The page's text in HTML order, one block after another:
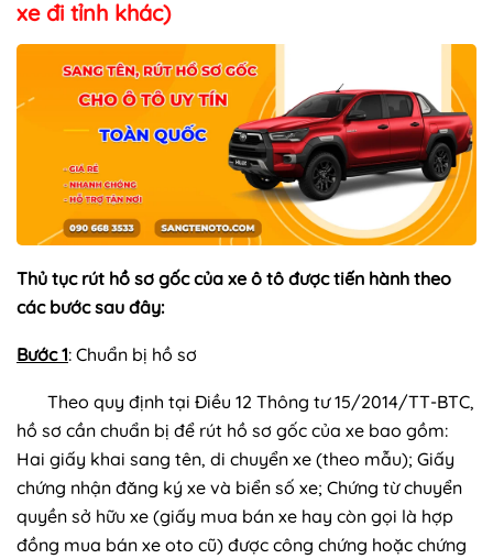
xe đi tỉnh khác)
Thủ tục rút hồ sơ gốc của xe ô tô được tiến hành theo
các bước sau đây:
Bước 1: Chuẩn bị hồ sơ
Theo quy định tại Điều 12 Thông tư 15/2014/TT-BTC,
hồ sơ cần chuẩn bị để rút hồ sơ gốc của xe bao gồm:
Hai giấy khai sang tên, di chuyển xe (theo mẫu); Giấy
chứng nhận đăng ký xe và biển số xe; Chứng từ chuyển
quyền sở hữu xe (giấy mua bán xe hay còn gọi là hợp
đồng mua bán xe oto cũ) được công chứng hoặc chứng